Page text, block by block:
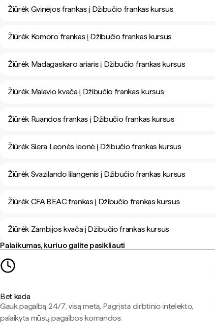
Žiūrėk Gvinėjos frankas į Džibučio frankas kursus
Žiūrėk Komoro frankas į Džibučio frankas kursus
Žiūrėk Madagaskaro ariaris į Džibučio frankas kursus
Žiūrėk Malavio kvača į Džibučio frankas kursus
Žiūrėk Ruandos frankas į Džibučio frankas kursus
Žiūrėk Siera Leonės leonė į Džibučio frankas kursus
Žiūrėk Svazilando lilangenis į Džibučio frankas kursus
Žiūrėk CFA BEAC frankas į Džibučio frankas kursus
Žiūrėk Zambijos kvača į Džibučio frankas kursus
Palaikumas, kuriuo galite pasikliauti
Bet kada
Gauk pagalbą 24/7, visą metą. Pagrįsta dirbtinio intelekto,
palaikyta mūsų pagalbos komandos.